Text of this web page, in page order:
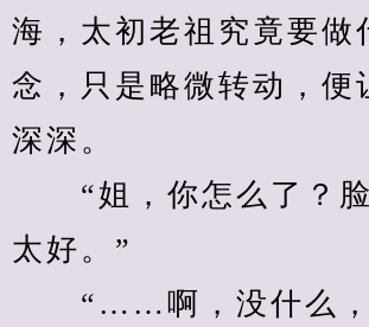
海，太初老祖究竟要做
念，只是略微转动，便
深深。
“姐，你怎么了？脸
太好。”
“……啊，没什么，